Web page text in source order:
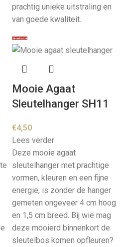
prachtig unieke uitstraling en
van goede kwaliteit.
Uitverkocht
Mooie Agaat
Sleutelhanger SH11
€4,50
Lees verder
Deze mooie agaat
sleutelhanger met prachtige
vormen, kleuren en een fijne
energie, is zonder de hanger
gemeten ongeveer 4 cm hoog
en 1,5 cm breed. Bij wie mag
deze mooierd binnenkort de
sleutelbos komen opfleuren?